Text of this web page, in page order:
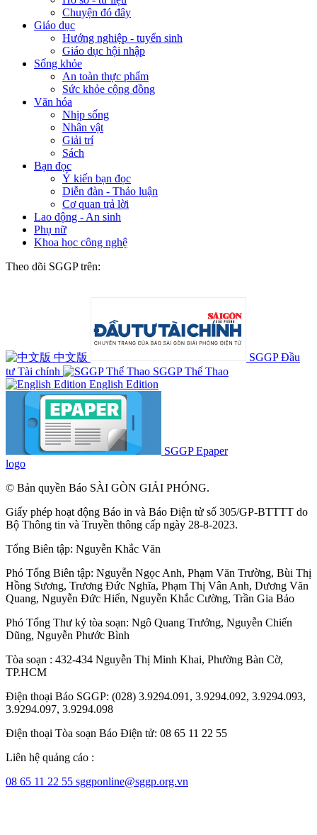
Chuyện đó đây
Giáo dục
Hướng nghiệp - tuyển sinh
Giáo dục hội nhập
Sống khỏe
An toàn thực phẩm
Sức khỏe cộng đồng
Văn hóa
Nhịp sống
Nhân vật
Giải trí
Sách
Bạn đọc
Ý kiến bạn đọc
Diễn đàn - Thảo luận
Cơ quan trả lời
Lao động - An sinh
Phụ nữ
Khoa học công nghệ
Theo dõi SGGP trên:
中文版
SGGP Đầu
tư Tài chính
SGGP Thể Thao
English Edition
SGGP Epaper
logo
© Bản quyền Báo SÀI GÒN GIẢI PHÓNG.
Giấy phép hoạt động Báo in và Báo Điện tử số 305/GP-BTTTT do
Bộ Thông tin và Truyền thông cấp ngày 28-8-2023.
Tổng Biên tập: Nguyễn Khắc Văn
Phó Tổng Biên tập: Nguyễn Ngọc Anh, Phạm Văn Trường, Bùi Thị
Hồng Sương, Trương Đức Nghĩa, Phạm Thị Vân Anh, Dương Văn
Quang, Nguyễn Đức Hiển, Nguyễn Khắc Cường, Trần Gia Bảo
Phó Tổng Thư ký tòa soạn: Ngô Quang Trưởng, Nguyễn Chiến
Dũng, Nguyễn Phước Bình
Tòa soạn : 432-434 Nguyễn Thị Minh Khai, Phường Bàn Cờ,
TP.HCM
Điện thoại Báo SGGP: (028) 3.9294.091, 3.9294.092, 3.9294.093,
3.9294.097, 3.9294.098
Điện thoại Tòa soạn Báo Điện tử: 08 65 11 22 55
Liên hệ quảng cáo :
08 65 11 22 55 sggponline@sggp.org.vn